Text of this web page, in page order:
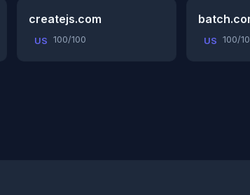
createjs.com
US 100/100 US 100/